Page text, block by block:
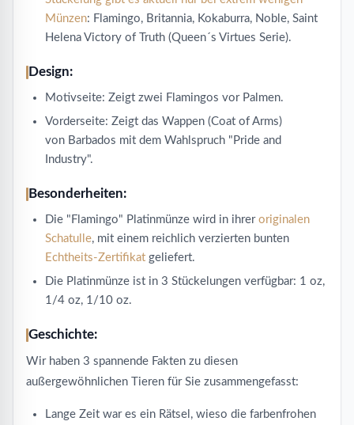
Münzen: Flamingo, Britannia, Kokaburra, Noble, Saint
Helena Victory of Truth (Queen´s Virtues Serie).
Design:
Motivseite: Zeigt zwei Flamingos vor Palmen.
Vorderseite: Zeigt das Wappen (Coat of Arms)
von Barbados mit dem Wahlspruch "Pride and
Industry".
Besonderheiten:
Die "Flamingo" Platinmünze wird in ihrer originalen
Schatulle, mit einem reichlich verzierten bunten
Echtheits-Zertifikat geliefert.
Die Platinmünze ist in 3 Stückelungen verfügbar: 1 oz,
1/4 oz, 1/10 oz.
Geschichte:
Wir haben 3 spannende Fakten zu diesen
außergewöhnlichen Tieren für Sie zusammengefasst:
Lange Zeit war es ein Rätsel, wieso die farbenfrohen